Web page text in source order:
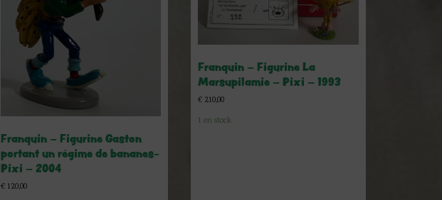
Franquin – Figurine Gaston
portant un régime de bananes-
Pixi – 2004
€120,00
Franquin – Figurine La
Marsupilamie – Pixi – 1993
€ 210,00
1 en stock